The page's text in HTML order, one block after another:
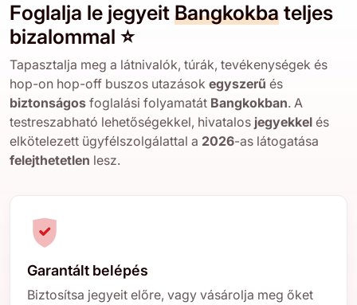
Foglalja le jegyeit Bangkokba teljes
bizalommal ⭐
Tapasztalja meg a látnivalók, túrák, tevékenységek és
hop-on hop-off buszos utazások egyszerű és
biztonságos foglalási folyamatát Bangkokban. A
testreszabható lehetőségekkel, hivatalos jegyekkel és
elkötelezett ügyfélszolgálattal a 2026-as látogatása
felejthetetlen lesz.
Garantált belépés
Biztosítsa jegyeit előre, vagy vásárolja meg őket